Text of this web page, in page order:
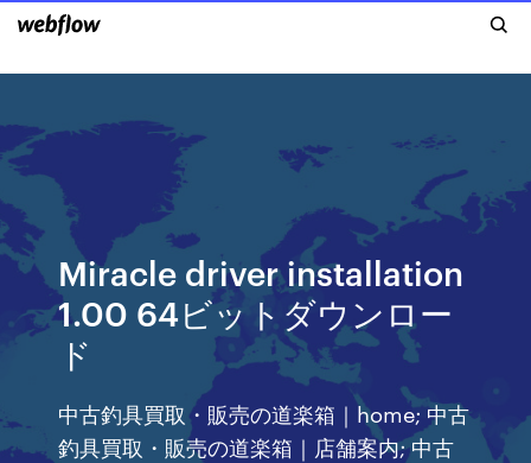
Miracle driver installation
1.00 64ビットダウンロー
ド
中古釣具買取・販売の道楽箱｜home; 中古
釣具買取・販売の道楽箱｜店舗案内; 中古